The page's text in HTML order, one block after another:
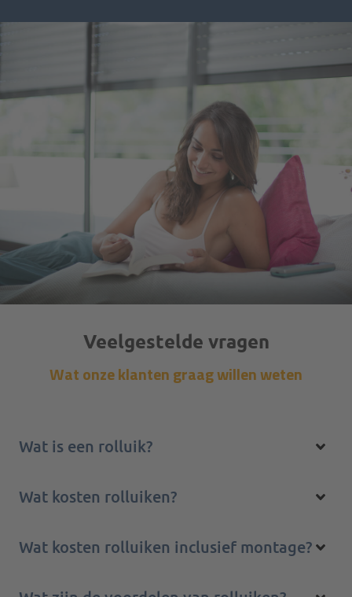
Veelgestelde vragen
Wat onze klanten graag willen weten
Wat is een rolluik?
Wat kosten rolluiken?
Wat kosten rolluiken inclusief montage?